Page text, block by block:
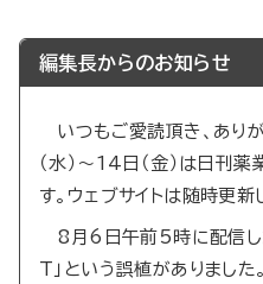
編集長からのお知らせ
いつもご愛読頂き、あり
（水）～14日（金）は日刊
す。ウェブサイトは随時更新
8月6日午前5時に配信し
T」という誤植がありました